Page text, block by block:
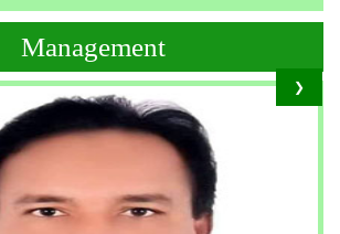
❯
Management